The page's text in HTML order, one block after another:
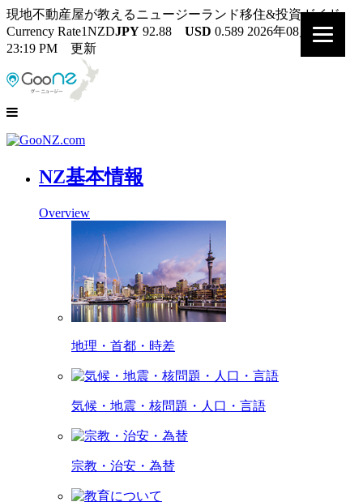
現地不動産屋が教えるニュージーランド移住&投資ガイド
Currency Rate1NZDJPY 92.88 USD 0.589 2026年08月07日
23:19 PM 更新
NZ基本情報
Overview
地理・首都・時差
気候・地震・核問題・人口・言語
宗教・治安・為替